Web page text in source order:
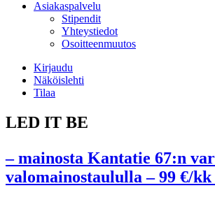
Asiakaspalvelu
Stipendit
Yhteystiedot
Osoitteenmuutos
Kirjaudu
Näköislehti
Tilaa
LED IT BE
– mainosta Kantatie 67:n
valomainostaululla – 99 €/